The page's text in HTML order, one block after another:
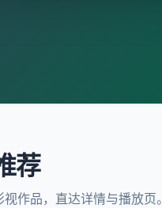
荐
作品，直达详情与播放页。